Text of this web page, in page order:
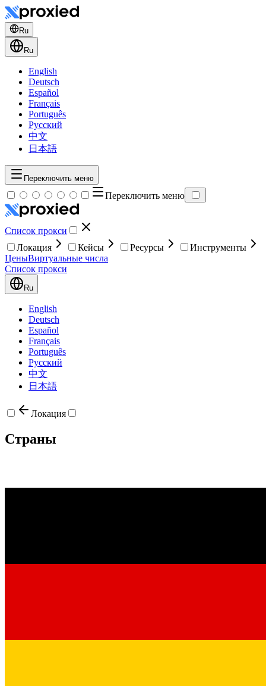
Ru
Ru
English
Deutsch
Español
Français
Português
Русский
中文
日本語
Переключить меню
Переключить меню
Список прокси
Локация
Кейсы Ресурсы
Инструменты
ЦеныВиртуальные числа
Список прокси
Ru
English
Deutsch
Español
Français
Português
Русский
中文
日本語
Локация
Страны